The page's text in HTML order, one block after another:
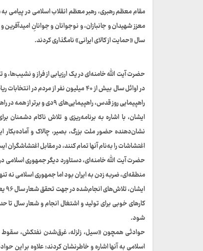
معزز شهیدان و جانبازان، و نوجوانان و جوانانِ
سال «حمایت از کالای ایرانی» نامگذاری کردند.
در اوائل سال بیش از ۴۰ میلیون نفر
راهپیمایی روز قدس، راهپیمایی‌های ۹دی و برتر از همه در راهپیمایی تماشایی ۲۲ بهمن ادامه یافت.
ایشان، با اشاره به برنامه‌ریزی و تلاش ناکام دشمنان
نشان‌‌دهنده حضور ملت بزرگ، بصیر، چالاک و
اغتشاشات را به‌نام آنها تمام کنند، در مقابل
حضرت آیت الله خامنه‌ای، دستاورد دیگر جمهوری اسلامی
منطقه‌ای، ضربه زدن به ایران بود اما جمهوری اسلامی نه
کارهای خوبی برای تولید و اشتغال انجام و شعار سال تا
شود.
اسلامی به آنها اشاره و خاطرنشان کردند: علاوه بر